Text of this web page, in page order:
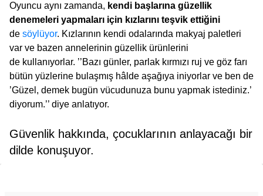
Oyuncu aynı zamanda, kendi başlarına güzellik
denemeleri yapmaları için kızlarını teşvik ettiğini
de söylüyor. Kızlarının kendi odalarında makyaj paletleri
var ve bazen annelerinin güzellik ürünlerini
de kullanıyorlar. ’’Bazı günler, parlak kırmızı ruj ve göz farı
bütün yüzlerine bulaşmış hâlde aşağıya iniyorlar ve ben de
’Güzel, demek bugün vücudunuza bunu yapmak istediniz.’
diyorum.’’ diye anlatıyor.
Güvenlik hakkında, çocuklarının anlayacağı bir
dilde konuşuyor.